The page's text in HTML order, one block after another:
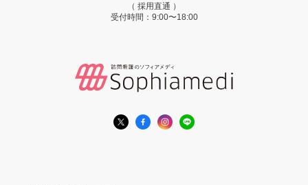
（ 採用直通 ）
受付時間：9:00〜18:00